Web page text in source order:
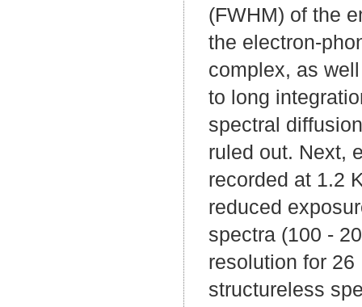
(FWHM) of the
the electron-
complex, as
to long
spectral
ruled out. Next,
recorded at 1.2
reduced
spectra (100 -
resolution for
structureless